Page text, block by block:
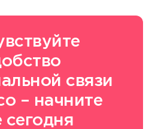
связи
– начните
сегодня